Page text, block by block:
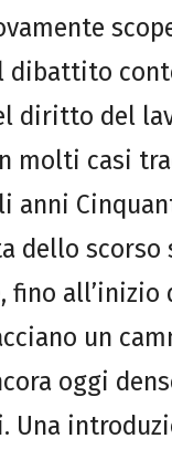
dibattito
diritto del
molti casi
anni
dello scorso
fino all’inizio
un
oggi
Una